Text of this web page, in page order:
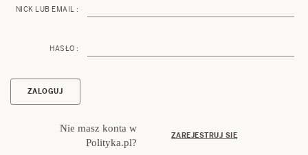
NICK LUB EMAIL :
HASŁO :
Nie masz konta w
Polityka.pl?
ZAREJESTRUJ SIĘ